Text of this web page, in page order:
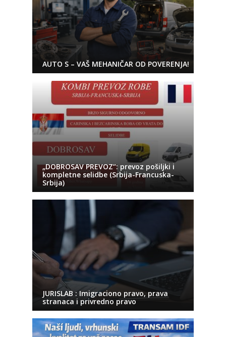
AUTO S – VAŠ MEHANIČAR OD POVERENJA!
„DOBROSAV PREVOZ“: prevoz pošiljki i
kompletne selidbe (Srbija-Francuska-
Srbija)
JURISLAB : Imigraciono pravo, prava
stranaca i privredno pravo